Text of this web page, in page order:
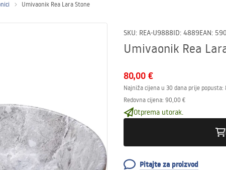
Umivaonik Rea Lara Stone
SKU: REA-U9888ID: 4889EAN:
Umivaonik Rea
80,00 €
Najniža cijena u 30 dana prije popusta:
Redovna cijena: 90,00 €
Otprema utorak.
Pitajte za proizvod